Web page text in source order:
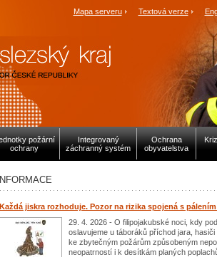
Mapa serveru Textová verze
požární
ochrany
Integrovaný
záchranný systém
Ochrana
obyvatelstva
INFORMACE
Každá jiskra rozhoduje. Pozor na rizika spojená s
29. 4. 2026 - O filipojakubské noci, kdy
oslavujeme u táboráků příchod jara,
ke zbytečným požárům způsobeným
neopatrností i k desítkám planých